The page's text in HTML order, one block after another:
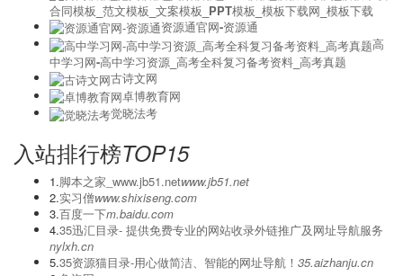
合同模板_范文模板_文案模板_PPT模板_模板下载网_模板下载
资源通官网-资源通
高
中学习网-高中学习资源_高考全科复习备考资料_高考真题
古诗文网
卓博教育网
觉晓法考
入站排行榜TOP15
1.脚本之家_www.jb51.netwww.jb51.net
2.实习僧www.shixiseng.com
3.百度一下m.baidu.com
4.‌35迅汇目录- 提供免费专业的网站收录外链推广及网址导航服务
nylxh.cn
5.35资源猫目录-用心做简洁、智能的网址导航！ 35.aizhanju.cn